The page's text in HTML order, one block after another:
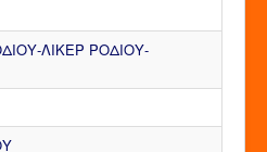
ΛΙΚΕΡ ΡΟΔΙΟΥ-